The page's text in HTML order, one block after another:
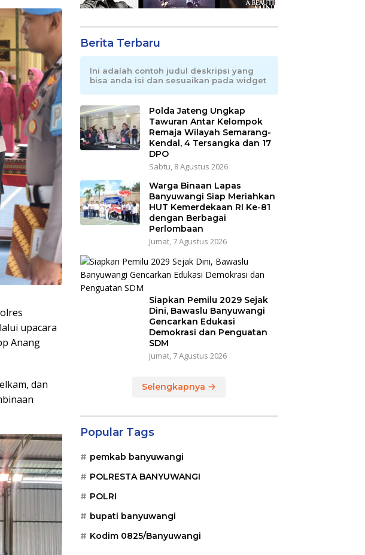
upacara
Anang
dan
Berita Terbaru
Ini adalah contoh judul deskripsi yang
bisa anda isi dan sesuaikan pada widget
Polda Jateng Ungkap
Tawuran Antar Kelompok
Remaja Wilayah Semarang-
Kendal, 4 Tersangka dan 17
DPO
Sabtu, 8 Agustus 2026
Warga Binaan Lapas
Banyuwangi Siap Meriahkan
HUT Kemerdekaan RI Ke-81
dengan Berbagai
Perlombaan
Jumat, 7 Agustus 2026
Siapkan Pemilu 2029 Sejak
Dini, Bawaslu Banyuwangi
Gencarkan Edukasi
Demokrasi dan Penguatan
SDM
Jumat, 7 Agustus 2026
Selengkapnya
Popular Tags
pemkab banyuwangi
POLRESTA BANYUWANGI
POLRI
bupati banyuwangi
Kodim 0825/Banyuwangi